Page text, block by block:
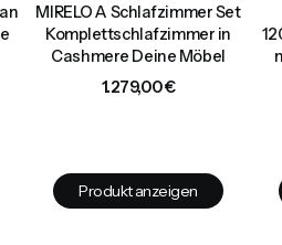
MIRELO A Schlafzimmer Set
Komplettschlafzimmer in
Cashmere Deine Möbel
Preis
1.279,00 €
Produkt anzeigen